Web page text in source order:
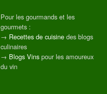
Pour les gourmands et les
gourmets :
→ Recettes de cuisine des blogs
culinaires
→ Blogs Vins pour les amoureux
du vin